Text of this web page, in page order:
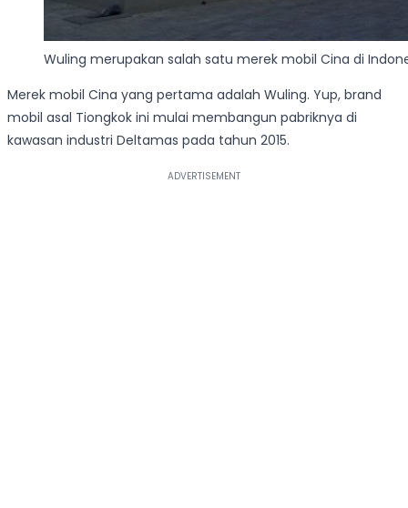
Wuling merupakan salah satu merek mobil Cina di
Merek mobil Cina yang pertama adalah Wuling. Yup, brand
mobil asal Tiongkok ini mulai membangun pabriknya di
kawasan industri Deltamas pada tahun 2015.